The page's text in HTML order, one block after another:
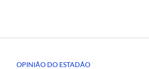
OPINIÃO DO ESTADÃO